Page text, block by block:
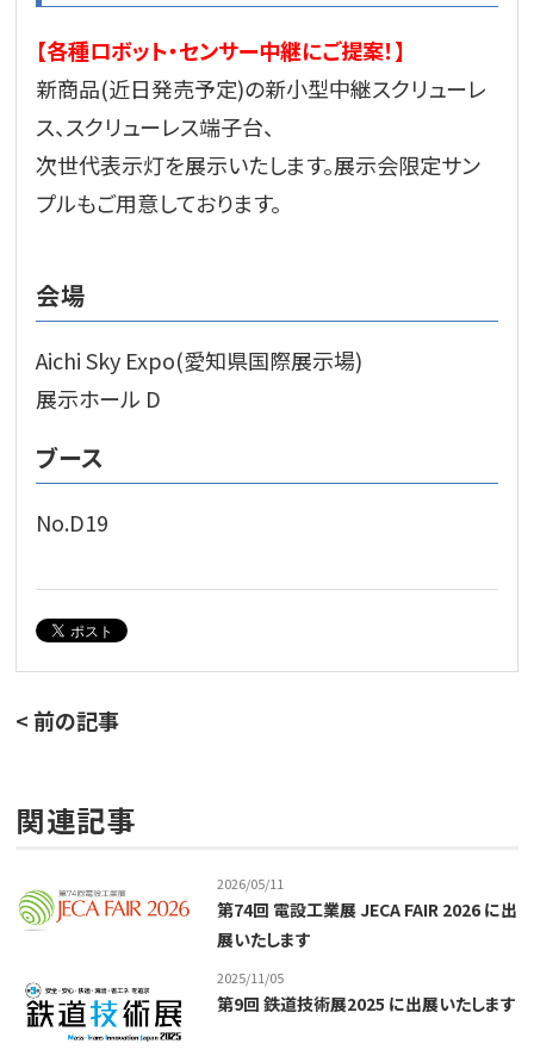
【各種ロボット・センサー中継にご提案！】
新商品(近日発売予定)の新小型中継スクリューレ
ス、スクリューレス端子台、
次世代表示灯を展示いたします。展示会限定サン
プルもご用意しております。
会場
Aichi Sky Expo(愛知県国際展示場)
展示ホール D
ブース
No.D19
< 前の記事
関連記事
2026/05/11
第74回 電設工業展 JECA FAIR 2026 に出
展いたします
2025/11/05
第9回 鉄道技術展2025 に出展いたします